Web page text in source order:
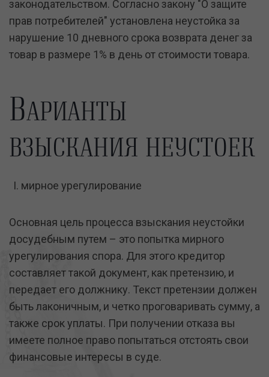
законодательством. Согласно закону "О защите
прав потребителей" установлена неустойка за
нарушение 10 дневного срока возврата денег за
товар в размере 1% в день от стоимости товара.
ВАРИАНТЫ
ВЗЫСКАНИЯ НЕУСТОЕК
мирное урегулирование
Основная цель процесса взыскания неустойки
досудебным путем – это попытка мирного
урегулирования спора. Для этого кредитор
составляет такой документ, как претензию, и
передает его должнику. Текст претензии должен
быть лаконичным, и четко проговаривать сумму, а
также срок уплаты. При получении отказа вы
имеете полное право попытаться отстоять свои
финансовые интересы в суде.